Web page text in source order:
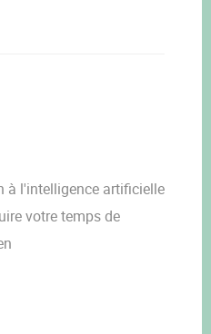
à l'intelligence artificielle
votre temps de